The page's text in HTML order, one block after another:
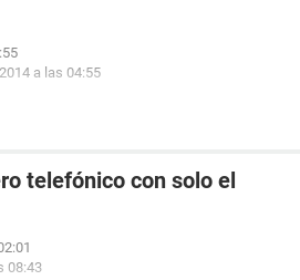
a las 04:55
telefónico con solo el
08:43